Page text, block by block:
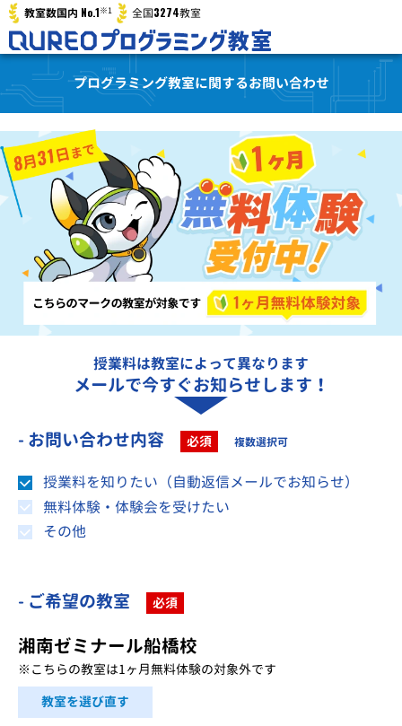
教室数国内 No.1※1 全国3274教室
プログラミング教室に関するお問い合わせ
授業料は教室によって異なります
メールで今すぐお知らせします！
- お問い合わせ内容 必須 複数選択可
授業料を知りたい（自動返信メールでお知らせ）
無料体験・体験会を受けたい
その他
- ご希望の教室 必須
湘南ゼミナール船橋校
※こちらの教室は1ヶ月無料体験の対象外です
教室を選び直す